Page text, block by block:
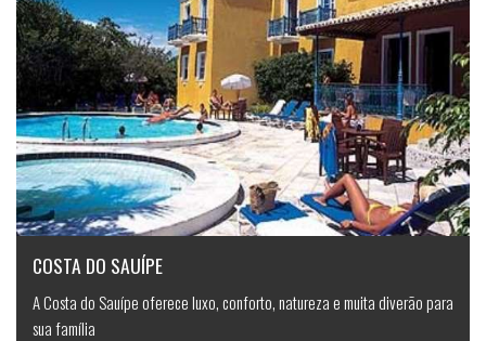
COSTA DO SAUÍPE
A Costa do Sauípe oferece luxo, conforto, natureza e muita diverão para
sua família